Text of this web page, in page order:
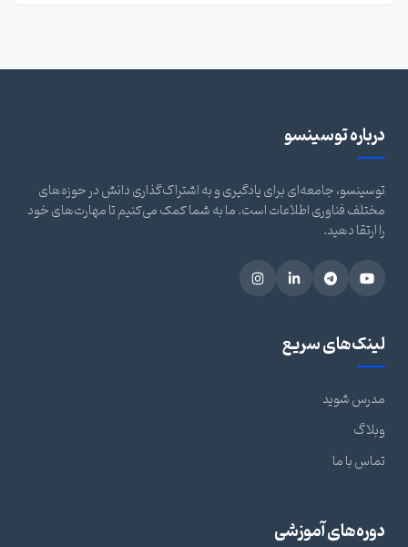
درباره توسینسو
توسینسو، جامعه‌ای برای یادگیری و به اشتراک‌گذاری دانش در حوزه‌های
مختلف فناوری اطلاعات است. ما به شما کمک می‌کنیم تا مهارت‌های خود
را ارتقا دهید.
لینک‌های سریع
مدرس شوید
وبلاگ
تماس با ما
دوره‌های آموزشی